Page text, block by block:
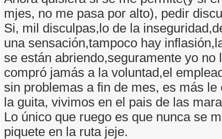
mjes, no me pasa por alto), pedir
Si, mil disculpas,lo de la
una sensación,tampoco hay
se están abriendo,seguramente yo no
compró jamás a la voluntad,el
sin problemas a fin de mes, es más le
la guita, vivimos en el pais de las
Lo único que ruego es que nunca se
piquete en la ruta jeje.